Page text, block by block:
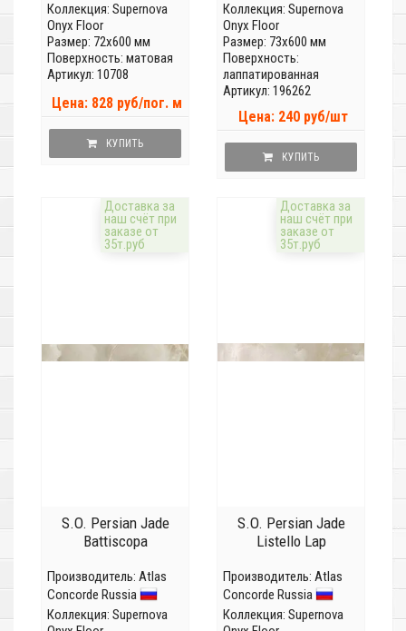
Коллекция: Supernova
Onyx Floor
Размер: 72x600 мм
Поверхность: матовая
Артикул: 10708
Цена: 828 руб/пог. м
КУПИТЬ
Коллекция: Supernova
Onyx Floor
Размер: 73x600 мм
Поверхность:
лаппатированная
Артикул: 196262
Цена: 240 руб/шт
КУПИТЬ
Доставка за
наш счёт при
заказе от
35т.руб
S.O. Persian Jade
Battiscopa
Производитель: Atlas
Concorde Russia
Коллекция: Supernova
Доставка за
наш счёт при
заказе от
35т.руб
S.O. Persian Jade
Listello Lap
Производитель: Atlas
Concorde Russia
Коллекция: Supernova